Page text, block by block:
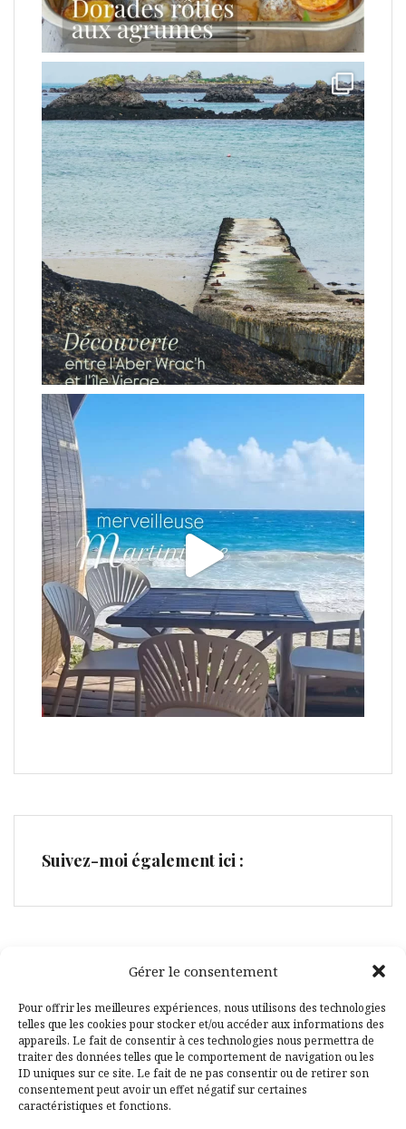
Gérer le consentement
Pour offrir les meilleures expériences, nous utilisons des technologies
telles que les cookies pour stocker et/ou accéder aux informations des
appareils. Le fait de consentir à ces technologies nous permettra de
traiter des données telles que le comportement de navigation ou les
ID uniques sur ce site. Le fait de ne pas consentir ou de retirer son
consentement peut avoir un effet négatif sur certaines
caractéristiques et fonctions.
Suivez-moi également ici :
Facebook
Pinterest